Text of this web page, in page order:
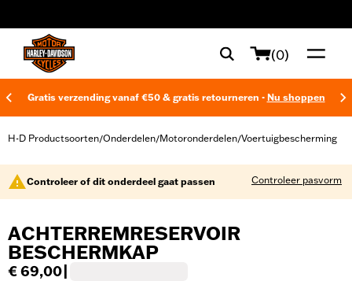
(0)
Gratis verzending vanaf €50 & gratis retourneren - Nu shoppen
H-D Productsoorten/Onderdelen/Motoronderdelen/Voertuigbescherming
Controleer of dit onderdeel gaat passen Controleer pasvorm
ACHTERREMRESERVOIR
BESCHERMKAP
€ 69,00